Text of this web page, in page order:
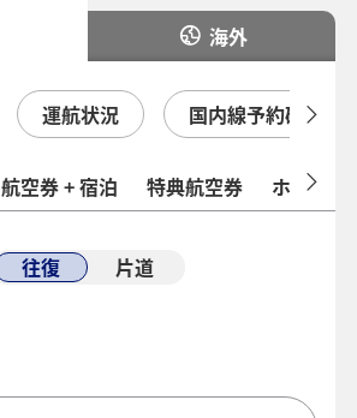
海外
運航状況 国内線予約確認
航空券 + 宿泊 特典航空券 ホテル
往復 片道